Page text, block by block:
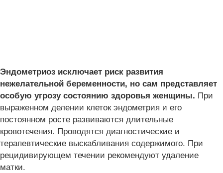
Эндометриоз исключает риск развития
нежелательной беременности, но сам представляет
особую угрозу состоянию здоровья женщины. При
выраженном делении клеток эндометрия и его
постоянном росте развиваются длительные
кровотечения. Проводятся диагностические и
терапевтические выскабливания содержимого. При
рецидивирующем течении рекомендуют удаление
матки.